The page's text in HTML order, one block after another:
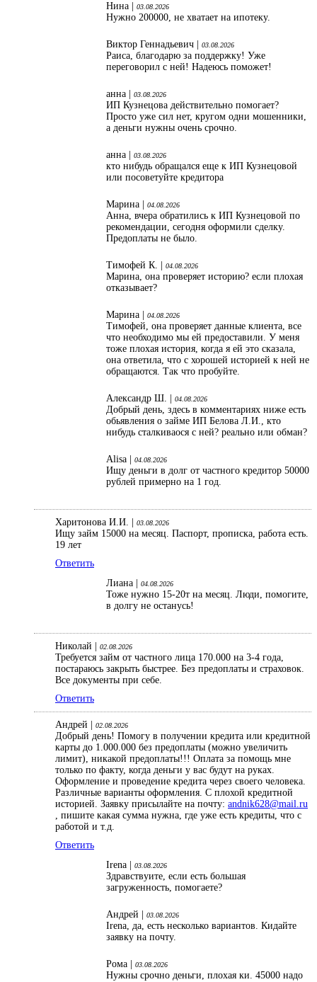
Нина | 03.08.2026
Нужно 200000, не хватает на ипотеку.
Виктор Геннадьевич | 03.08.2026
Раиса, благодарю за поддержку! Уже
переговорил с ней! Надеюсь поможет!
анна | 03.08.2026
ИП Кузнецова действительно помогает?
Просто уже сил нет, кругом одни мошенники,
а деньги нужны очень срочно.
анна | 03.08.2026
кто нибудь обращался еще к ИП Кузнецовой
или посоветуйте кредитора
Марина | 04.08.2026
Анна, вчера обратились к ИП Кузнецовой по
рекомендации, сегодня оформили сделку.
Предоплаты не было.
Тимофей К. | 04.08.2026
Марина, она проверяет историю? если плохая
отказывает?
Марина | 04.08.2026
Тимофей, она проверяет данные клиента, все
что необходимо мы ей предоставили. У меня
тоже плохая история, когда я ей это сказала,
она ответила, что с хорошей историей к ней не
обращаются. Так что пробуйте.
Александр Ш. | 04.08.2026
Добрый день, здесь в комментариях ниже есть
обьявления о займе ИП Белова Л.И., кто
нибудь сталкиваося с ней? реально или обман?
Alisa | 04.08.2026
Ищу деньги в долг от частного кредитор 50000
рублей примерно на 1 год.
Харитонова И.И. | 03.08.2026
Ищу займ 15000 на месяц. Паспорт, прописка, работа есть.
19 лет
Ответить
Лиана |
04.08.2026
Тоже нужно 15-20т на месяц. Люди, помогите,
в долгу не останусь!
Николай | 02.08.2026
Требуется займ от частного лица 170.000 на 3-4 года,
постараюсь закрыть быстрее. Без предоплаты и страховок.
Все документы при себе.
Ответить
Андрей | 02.08.2026
Добрый день! Помогу в получении кредита или кредитной
карты до 1.000.000 без предоплаты (можно увеличить
лимит), никакой предоплаты!!! Оплата за помощь мне
только по факту, когда деньги у вас будут на руках.
Оформление и проведение кредита через своего человека.
Различные варианты оформления. С плохой кредитной
историей. Заявку присылайте на почту: andnik628@mail.ru
, пишите какая сумма нужна, где уже есть кредиты, что с
работой и т.д.
Ответить
Irena |
03.08.2026
Здравствуите, если есть большая
загруженность, помогаете?
Андрей | 03.08.2026
Irena, да, есть несколько вариантов. Кидайте
заявку на почту.
Рома | 03.08.2026
Нужны срочно деньги, плохая ки. 45000 надо